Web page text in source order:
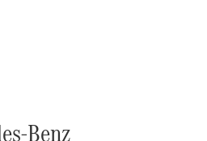
Benz